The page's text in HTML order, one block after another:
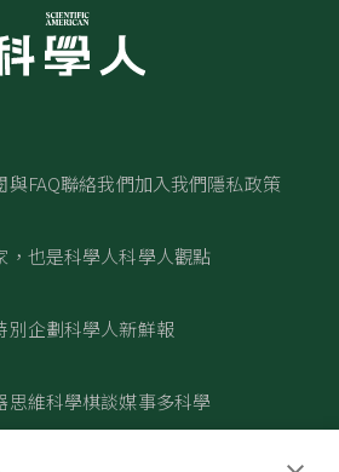
與FAQ聯絡我們加入我們隱私政策
，也是科學人科學人觀點
別企劃科學人新鮮報
思維科學棋談媒事多科學